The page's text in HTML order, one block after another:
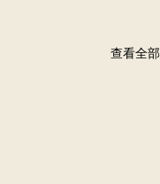
查看全部